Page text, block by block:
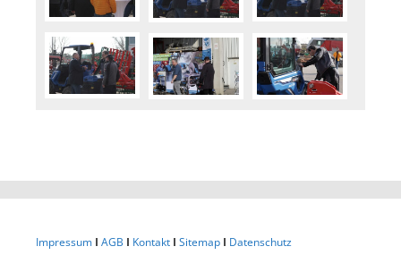
Impressum I AGB I Kontakt I Sitemap I Datenschutz